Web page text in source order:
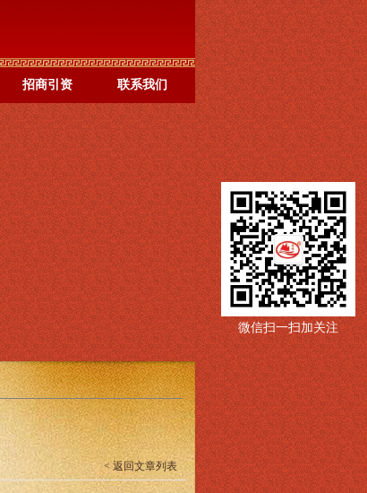
微信扫一扫加关注
招商引资 联系我们
< 返回文章列表